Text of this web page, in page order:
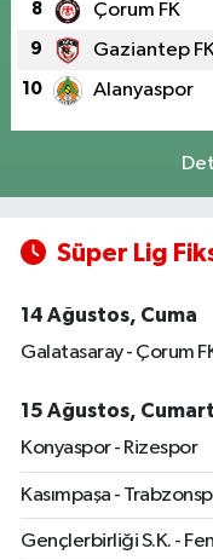
8 Çorum FK
9 Gaziantep
10 Alanyaspor
Süper Lig
14 Ağustos, Cuma
Galatasaray - Çorum
15 Ağustos,
Konyaspor - Rizespor
Kasımpaşa -
Gençlerbirliği S.K. -